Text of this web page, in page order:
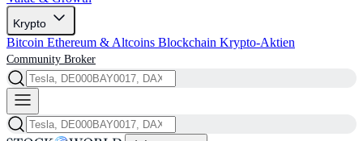
Krypto
Bitcoin Ethereum & Altcoins Blockchain Krypto-Aktien
Community Broker